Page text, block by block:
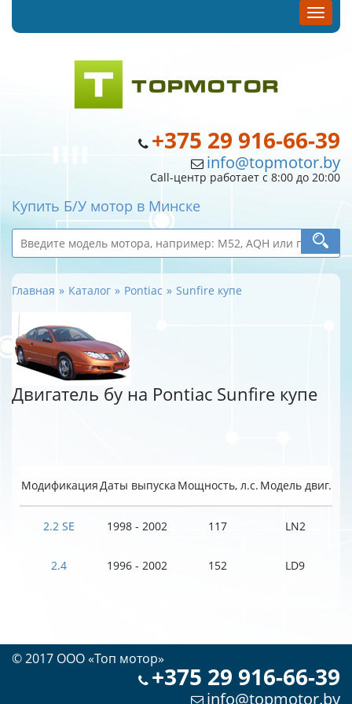
+375 29 916-66-39
info@topmotor.by
Call-центр работает с 8:00 до 20:00
Купить Б/У мотор в Минске
Главная Каталог Pontiac Sunfire купе
Двигатель бу на Pontiac Sunfire купе
МодификацияДаты выпуска Мощность, л.с. Модель двиг.
2.2 SE 1998 - 2002 117 LN2
2.4 1996 - 2002 152 LD9
© 2017 OOO «Топ мотор»
+375 29 916-66-39
info@topmotor.by